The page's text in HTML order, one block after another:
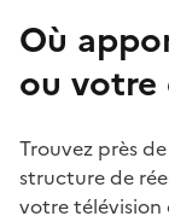
Où
ou votre
Trouvez près
structure de
votre télévision